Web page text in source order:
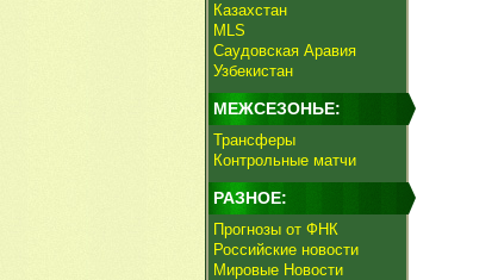
Казахстан
MLS
Саудовская Аравия
Узбекистан
МЕЖСЕЗОНЬЕ:
Трансферы
Контрольные матчи
РАЗНОЕ:
Прогнозы от ФНК
Российские новости
Мировые Новости